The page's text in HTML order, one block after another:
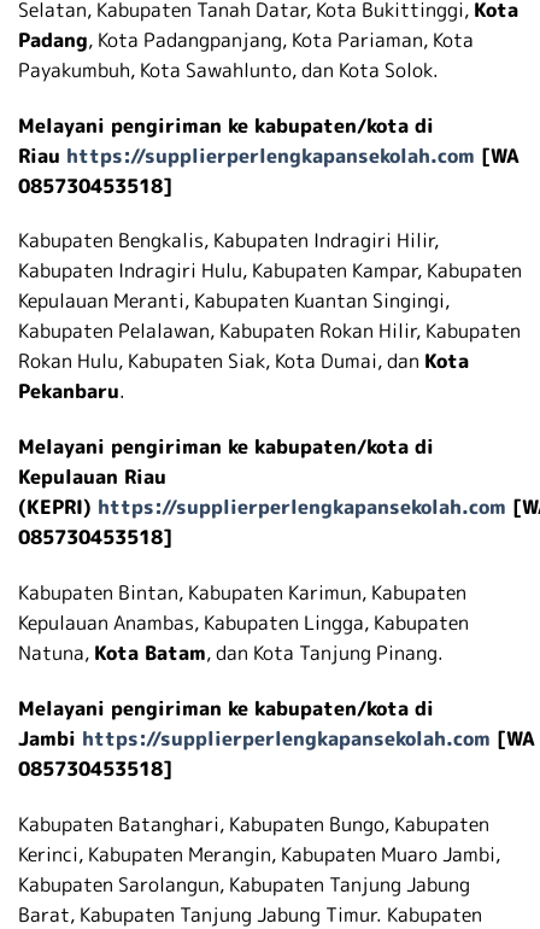
Selatan, Kabupaten Tanah Datar, Kota Bukittinggi, Kota
Padang, Kota Padangpanjang, Kota Pariaman, Kota
Payakumbuh, Kota Sawahlunto, dan Kota Solok.
Melayani pengiriman ke kabupaten/kota di
Riau https://supplierperlengkapansekolah.com [WA
085730453518]
Kabupaten Bengkalis, Kabupaten Indragiri Hilir,
Kabupaten Indragiri Hulu, Kabupaten Kampar, Kabupaten
Kepulauan Meranti, Kabupaten Kuantan Singingi,
Kabupaten Pelalawan, Kabupaten Rokan Hilir, Kabupaten
Rokan Hulu, Kabupaten Siak, Kota Dumai, dan Kota
Pekanbaru.
Melayani pengiriman ke kabupaten/kota di
Kepulauan Riau
(KEPRI) https://supplierperlengkapansekolah.com
085730453518]
Kabupaten Bintan, Kabupaten Karimun, Kabupaten
Kepulauan Anambas, Kabupaten Lingga, Kabupaten
Natuna, Kota Batam, dan Kota Tanjung Pinang.
Melayani pengiriman ke kabupaten/kota di
Jambi https://supplierperlengkapansekolah.com [WA
085730453518]
Kabupaten Batanghari, Kabupaten Bungo, Kabupaten
Kerinci, Kabupaten Merangin, Kabupaten Muaro Jambi,
Kabupaten Sarolangun, Kabupaten Tanjung Jabung
Barat, Kabupaten Tanjung Jabung Timur. Kabupaten